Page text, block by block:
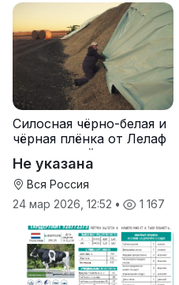
Силосная чёрно-белая и
чёрная плёнка от Лелаф
для траншей и ям
силоса/сенажа
Не указана
Вся Россия
24 мар 2026, 12:52 • 1 167